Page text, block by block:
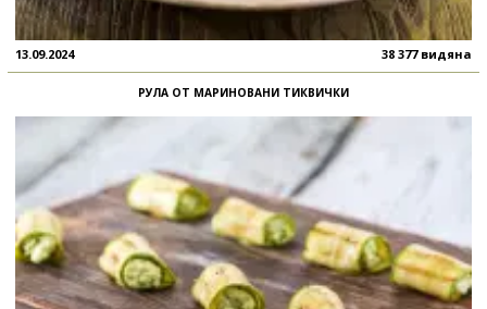
13.09.2024 38 377 видяна
РУЛА ОТ МАРИНОВАНИ ТИКВИЧКИ